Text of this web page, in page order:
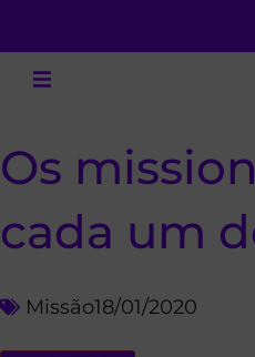
Os
cada um
Missão18/01/2020